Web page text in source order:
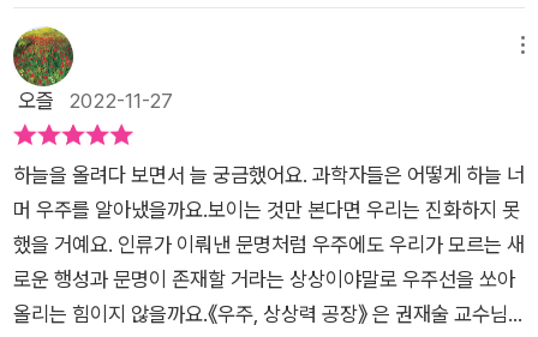
됨으로서, 아인슈타인의 중력파가 블랙홀의 융합과정에서,정확
히 검출할 수 있다.이 책에서는 우주의 상상력에 대해 태초, 존재,
우주, 생명, 정신,문명,태종으로 구분짓고 있으며, 지구에서 인간
이라는 존재와 생명이 만들어질 수 있는 조건은 무엇이며, 인간
뿐만 아니라 여느 생명체가 살 수 있는지구형 행성을 찾고 있으
며,앞으로 인간의 고유한 의식을 어떻게 인공지능으로,과학기술
로 구현할 수 있는지 하나 둘 찾아서 우주의 미스터리, 우주의 숨
겨진 진실에 대해서, 답을 구하고 있었다.즉 우주를 이해하고, 우
주의 태초에 대해 이해하기 위해서, 허블망원경이 퇴역하고, 제임
스 웹 우주망원경(JWST)이 발사되었으며,앞으로 우리는 가까
시간의 흐름, 변화를 목격하는 것과 같이 눈에 보이는 현상들을
알아가기 위해 [우주, 상상력 공장]에서 만들어낸 설명서로 생각
의 폭을 넓히는 것, 이것이 지금 필요한 전부 입니다.필요하더라
도 재미가 없으면 도루묵 입니다. 그런점에서 [우주, 상상력 공
장]은 새로운 지식으로 흥미를 유발하고, 기존의 수많은 이론들
을 잘 엮어서 스토리를 만들어 지루하거나 재미가 없다는 생각 자
체를 하지 못하게 만듭니다. 조금만 관심있는 사람이라면 우리나
라의 인공 태양 기술이 세계 최초, 세계 최대 성과를 내고 있다는
사실을 알 것입니다. 그런데 그 세계 최초, 최대가 고작 몇초, 몇
불리는 현재를 대멸종과 엮어 간결하게 풀어 설명한 부분도 좋았
다.덕분에 여섯번 째 대멸종에 관심이 생겼다. 나의 생존 시기와
는 관계없을 테지만.유전자에 대한 설명도 조금 어려웠지만 유익
했다.이것을 진화와 이어서 설명할 때 ‘돌연변이와 자연선택’이
이 겨우 100년 정도인 것을 생각하면 절로 고개가 끄덕여진다.창
조론의 비과학성을 꼬집고, 외계인 이야기로 넘어가는데 상당히
재밌다.과학자는 아는 것보다 모르는 것이 더 많다.하나를 알게
되면 모르는 것이 두 개 늘어난다고 했을 때 공감했다.한 작가를
알게 되고, 그 작가를 통해 다른 작가를 알게 되면서 읽어야 하는
리 인류가 어떤 발전과 발견 등을 통해 과학을 성장시켰고, 이로
인해 발견되거나 결과로 만들어진 부분은 무엇인지도 자세히 조
명하고 있다. 또한 우주라는 거대한 의미가 갖는 부분에 대해서도
이를 현실적인 관점에서 바라보거나 풀어내려는 노력과 사실적
인 부분에 대한 주목, 그리고 다소 상상력이 더해진 부분에 대해
서도 충분히 일어날 수 있는 미래의 변화상이라고 표현하고 있는
점이 특징적인 책이다.​<우주 상상력 공장> 이미 많은 국가와 기
업, 다양한 주체들이 우주에 관심을 나타내고 있고 이를 실행하려
는 구체적인 움직임 또한 함께 일어나고 있다는 점에서도 우주는
방송 등을 통해 많은 궁금증이 해소되었지만 과학이란 솔직히 어
려운 학문이라 잘 이해가 되지 않는 부분도 많았다. 바로 이 책
은 우주의 시작과 탄생 과정부터 시간, 공간, 물질의 존재, 생명의
과학교육 교수님의 우주관련 학문을 비롯한 물리학, 화학, 생물
학, 문명사 까지 다양한 내용으로 알차게 구성되어 있다. 빅뱅,
태초의 시작은 고밀도로 압축된 뜨거운 한 점이 팽창으로 대폭발
을 일으키며 우주가 탄생하고 물질의 시작이자 시간과 공간의 시
작됩니다.모든 만물은 물질로 이루어져 있습니다. 물질이 모여 생
오즐 2022-11-27
하늘을 올려다 보면서 늘 궁금했어요. 과학자들은 어떻게 하늘 너
머 우주를 알아냈을까요.보이는 것만 본다면 우리는 진화하지 못
했을 거예요. 인류가 이뤄낸 문명처럼 우주에도 우리가 모르는 새
로운 행성과 문명이 존재할 거라는 상상이야말로 우주선을 쏘아
올리는 힘이지 않을까요.《우주, 상상력 공장》 은 권재술 교수님